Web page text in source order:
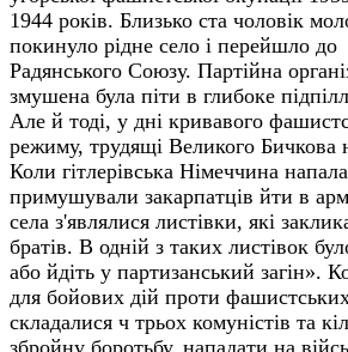
1944 років. Близько ста чоловік
покинуло рідне село і перейшло до
Радян­ського Союзу. Партійна
змушена була піти в глибоке
Але й тоді, у дні кривавого
режиму, трудящі Великого
Коли гітлерівська Німеччина
примушували закарпатців йти в
села з'являлися листівки, які
братів. В одній з таких листівок
або йдіть у партизан­ський загін».
для бойових дій проти
складалися ч трьох комуністів та
збройну боротьбу, нападати на